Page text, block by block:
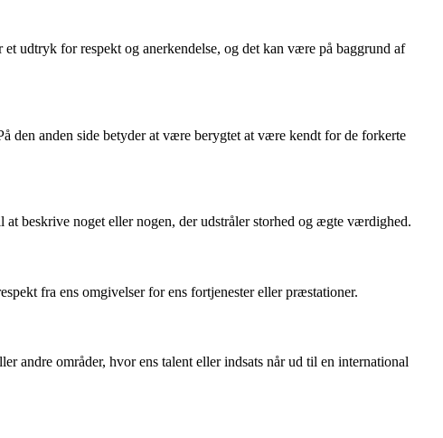
udtryk for respekt og anerkendelse, og det kan være på baggrund af
den anden side betyder at være berygtet at være kendt for de forkerte
beskrive noget eller nogen, der udstråler storhed og ægte værdighed.
fra ens omgivelser for ens fortjenester eller præstationer.
andre områder, hvor ens talent eller indsats når ud til en international